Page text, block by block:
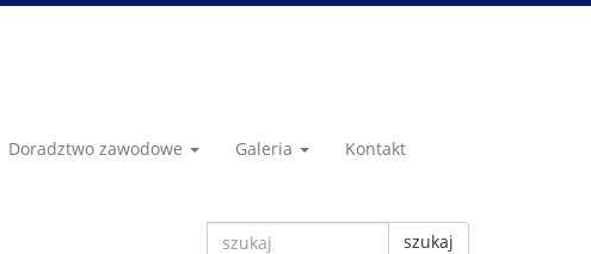
Doradztwo zawodowe Galeria Kontakt
szukaj